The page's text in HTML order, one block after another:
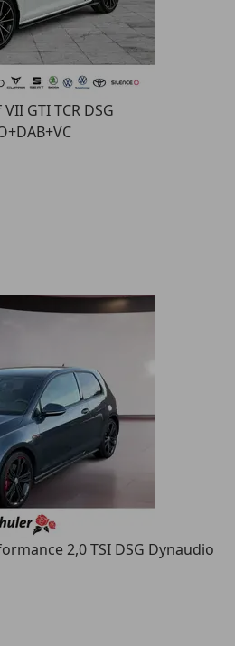
GTI TCR DSG
2,0 TSI DSG Dynaudio